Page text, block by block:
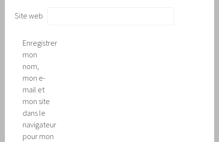
Site web
Enregistrer
mon
nom,
mon e-
mail et
mon site
dans le
navigateur
pour mon